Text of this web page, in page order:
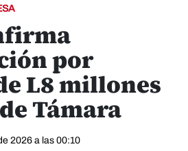
por
L8 millones
Támara
2026 a las 00:10